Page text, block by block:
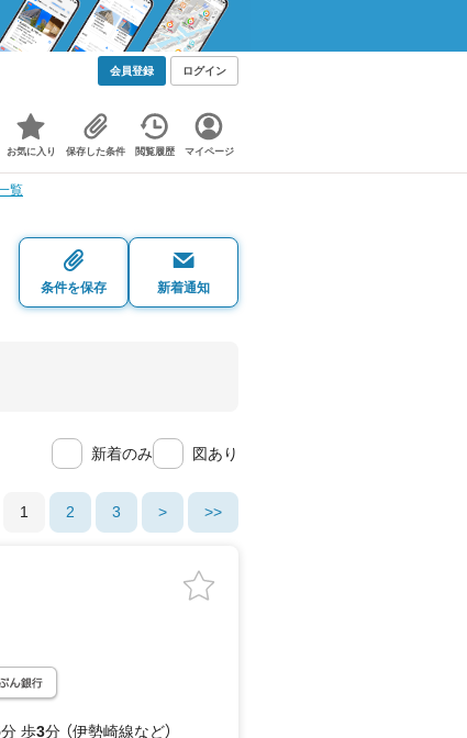
会員登録 ログイン
お気に入り 保存した条件 閲覧履歴 マイページ
覧
条件を保存 新着通知
新着のみ 図あり
1 2 3 > >>
分 歩3分 （伊勢崎線など）